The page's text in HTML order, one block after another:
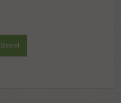
Bestel